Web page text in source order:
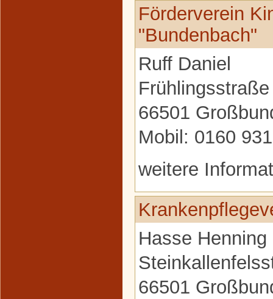
Förderverein
"Bundenbach"
Ruff Daniel
66501
Mobil: 0160
weitere
Hasse Henning
66501